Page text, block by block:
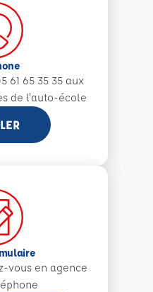
61 65 35 35 aux
de l'auto-école
vous en agence